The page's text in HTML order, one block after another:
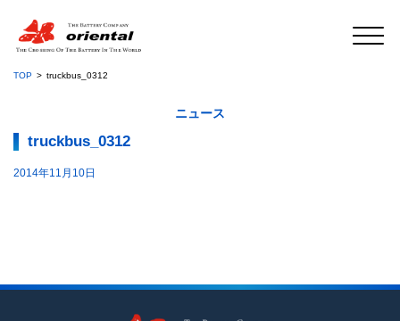
TOP truckbus_0312
ニュース
truckbus_0312
2014年11月10日